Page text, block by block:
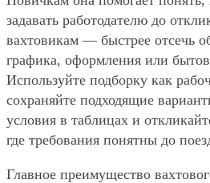
задавать работодателю до
вахтовикам — быстрее отсечь
графика, оформления или
Используйте подборку как
сохраняйте подходящие
условия в таблицах и
где требования понятны до
Главное преимущество